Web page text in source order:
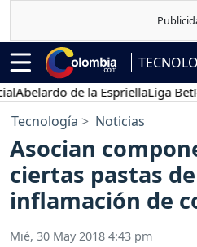
de la EspriellaLiga BetPlay
Tecnología Noticias
Asocian
ciertas pastas
inflamación de
Mié, 30 May 2018 4:43 pm